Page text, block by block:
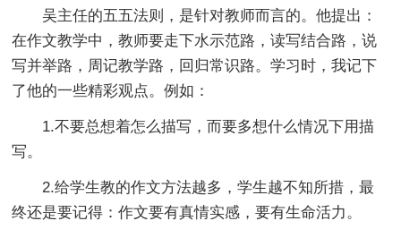
吴主任的五五法则，是针对教师而言的。他提出：
在作文教学中，教师要走下水示范路，读写结合路，说
写并举路，周记教学路，回归常识路。学习时，我记下
了他的一些精彩观点。例如：
1.不要总想着怎么描写，而要多想什么情况下用描
写。
2.给学生教的作文方法越多，学生越不知所措，最
终还是要记得：作文要有真情实感，要有生命活力。